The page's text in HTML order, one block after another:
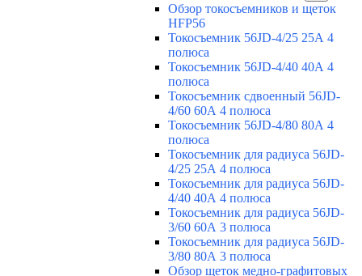
Обзор токосъемников и щеток
HFP56
Токосъемник 56JD-4/25 25А 4
полюса
Токосъемник 56JD-4/40 40А 4
полюса
Токосъемник сдвоенный 56JD-
4/60 60А 4 полюса
Токосъемник 56JD-4/80 80А 4
полюса
Токосъемник для радиуса 56JD-
4/25 25А 4 полюса
Токосъемник для радиуса 56JD-
4/40 40А 4 полюса
Токосъемник для радиуса 56JD-
3/60 60А 3 полюса
Токосъемник для радиуса 56JD-
3/80 80А 3 полюса
Обзор щеток медно-графитовых